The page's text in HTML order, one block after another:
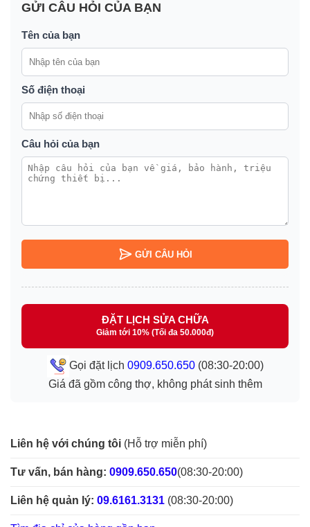
GỬI CÂU HỎI CỦA BẠN
Tên của bạn
Số điện thoại
Câu hỏi của bạn
GỬI CÂU HỎI
ĐẶT LỊCH SỬA CHỮA
Giảm tới 10% (Tối đa 50.000đ)
Gọi đặt lịch 0909.650.650(08:30-20:00)
Giá đã gồm công thợ, không phát sinh thêm
Liên hệ với chúng tôi (Hỗ trợ miễn phí)
Tư vấn, bán hàng: 0909.650.650(08:30-20:00)
Liên hệ quản lý: 09.6161.3131 (08:30-20:00)